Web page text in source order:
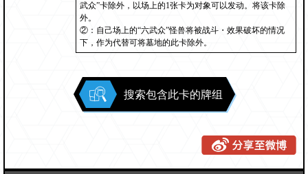
武众”卡除外，以场上的1张卡为对象可以发动。将该卡除
外。
②：自己场上的“六武众”怪兽将被战斗・效果破坏的情况
下，作为代替可将墓地的此卡除外。
搜索包含此卡的牌组